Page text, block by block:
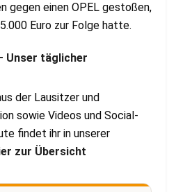
gegen einen OPEL gestoßen,
Euro zur Folge hatte.
Unser täglicher
der Lausitzer und
sowie Videos und Social-
findet ihr in unserer
zur Übersicht